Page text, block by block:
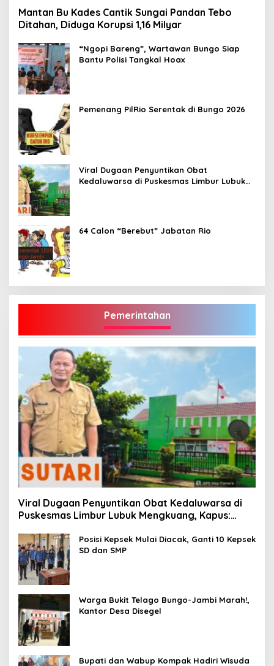
Mantan Bu Kades Cantik Sungai Pandan Tebo
Ditahan, Diduga Korupsi 1,16 Milyar
“Ngopi Bareng”, Wartawan Bungo Siap
Bantu Polisi Tangkal Hoax
Pemenang PilRio Serentak di Bungo 2026
Viral Dugaan Penyuntikan Obat
Kedaluwarsa di Puskesmas Limbur Lubuk
64 Calon “Berebut” Jabatan Rio
Pemerintahan
Viral Dugaan Penyuntikan Obat Kedaluwarsa di
Puskesmas Limbur Lubuk Mengkuang, Kapus:
Posisi Kepsek Mulai Diacak, Ganti 10 Kepsek
SD dan SMP
Warga Bukit Telago Bungo-Jambi Marah!,
Kantor Desa Disegel
Bupati dan Wabup Kompak Hadiri Wisuda